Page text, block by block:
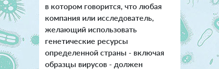
в котором говорится, что любая
компания или исследователь,
желающий использовать
генетические ресурсы
определенной страны - включая
образцы вирусов - должен